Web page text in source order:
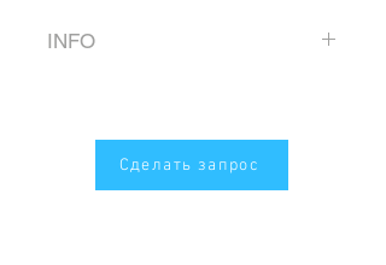
INFO
The edition of 10.
Сделать запрос